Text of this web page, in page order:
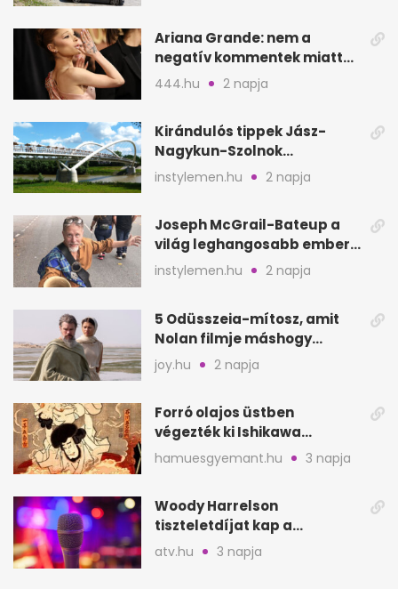
Ariana Grande: nem a
negatív kommentek miatt
vonul vissza
444.hu 2 napja
Kirándulós tippek Jász-
Nagykun-Szolnok
megyében: 6 kihagyhatatlan
hely
instylemen.hu 2 napja
Joseph McGrail-Bateup a
világ leghangosabb embere
lett Ausztráliából
instylemen.hu 2 napja
5 Odüsszeia-mítosz, amit
Nolan filmje máshogy
mutat, mint Homérosz
joy.hu 2 napja
Forró olajos üstben
végezték ki Ishikawa
Goemont, Japán Robin
Hoodját
hamuesgyemant.hu 3 napja
Woody Harrelson
tiszteletdíjat kap a
Szarajevói Filmfesztiválon
atv.hu 3 napja